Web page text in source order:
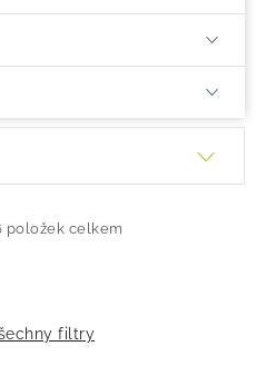
položek celkem
filtry